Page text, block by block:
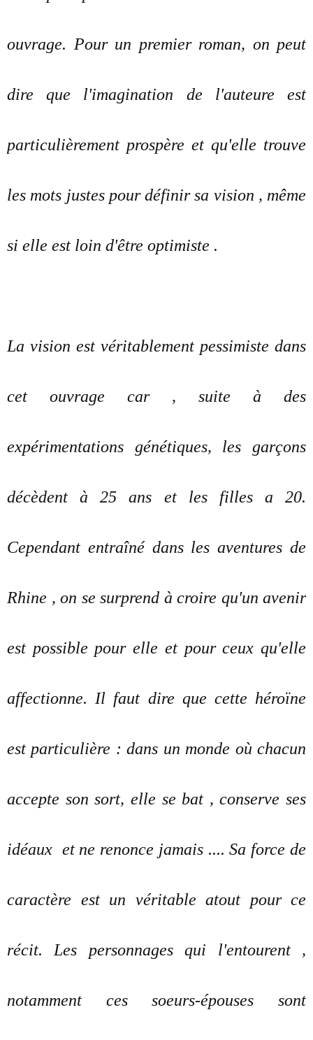
ouvrage. Pour un premier roman, on peut
dire que l'imagination de l'auteure est
particulièrement prospère et qu'elle trouve
les mots justes pour définir sa vision , même
si elle est loin d'être optimiste .
La vision est véritablement pessimiste dans
cet ouvrage car , suite à des
expérimentations génétiques, les garçons
décèdent à 25 ans et les filles a 20.
Cependant entraîné dans les aventures de
Rhine , on se surprend à croire qu'un avenir
est possible pour elle et pour ceux qu'elle
affectionne. Il faut dire que cette héroïne
est particulière : dans un monde où chacun
accepte son sort, elle se bat , conserve ses
idéaux et ne renonce jamais .... Sa force de
caractère est un véritable atout pour ce
récit. Les personnages qui l'entourent ,
notamment ces soeurs-épouses sont